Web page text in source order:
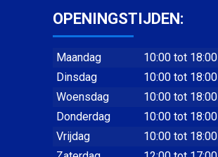
OPENINGSTIJDEN:
Maandag
10:00 tot 18:00
Dinsdag
10:00 tot 18:00
Woensdag
10:00 tot 18:00
Donderdag
10:00 tot 18:00
Vrijdag
10:00 tot 18:00